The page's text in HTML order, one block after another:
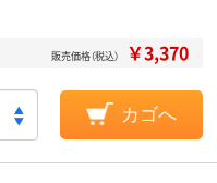
販売価格（税込） ￥3,370
カゴへ